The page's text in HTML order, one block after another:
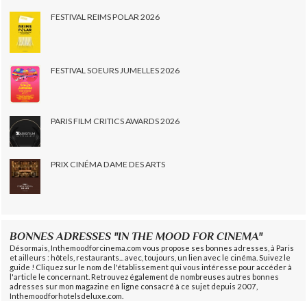
FESTIVAL REIMS POLAR 2026
FESTIVAL SOEURS JUMELLES 2026
PARIS FILM CRITICS AWARDS 2026
PRIX CINÉMA DAME DES ARTS
BONNES ADRESSES "IN THE MOOD FOR CINEMA"
Désormais, Inthemoodforcinema.com vous propose ses bonnes adresses, à Paris
et ailleurs : hôtels, restaurants... avec, toujours, un lien avec le cinéma. Suivez le
guide ! Cliquez sur le nom de l'établissement qui vous intéresse pour accéder à
l'article le concernant. Retrouvez également de nombreuses autres bonnes
adresses sur mon magazine en ligne consacré à ce sujet depuis 2007,
Inthemoodforhotelsdeluxe.com.